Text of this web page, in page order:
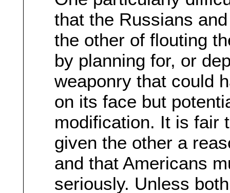
that the Russians
the other of flouting
by planning for, or
weaponry that could
on its face but
modification. It is fair
given the other a
and that Americans
seriously. Unless